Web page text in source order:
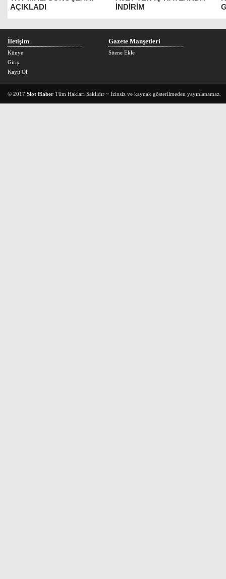
AÇIKLADI İNDİRİM
İletişim
Künye
Giriş
Kayıt Ol
Gazete Manşetleri
Sitene Ekle
© 2017 Slot Haber Tüm Hakları Saklıdır ~ İzinsiz ve kaynak gösterilmeden yayınlanamaz.